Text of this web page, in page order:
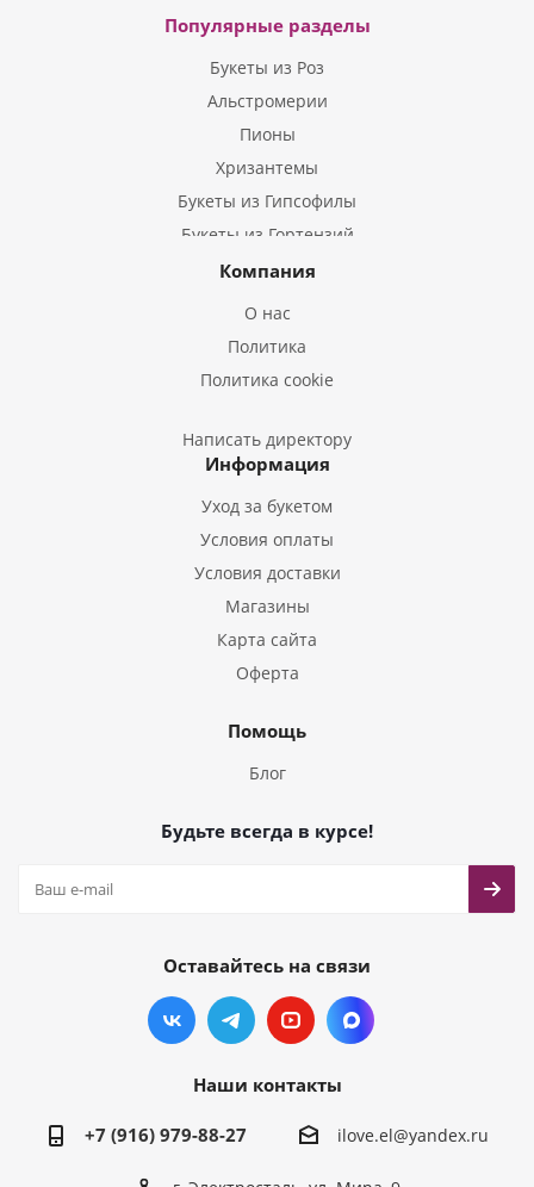
Популярные разделы
Букеты из Роз
Альстромерии
Пионы
Хризантемы
Букеты из Гипсофилы
Букеты из Гортензий
Букеты из Ирисов
Букеты из Эустом
Букеты из Гладиолусов
Букеты из Тюльпанов
Компания
О нас
Политика
Политика cookie
Написать директору
Информация
Уход за букетом
Условия оплаты
Условия доставки
Магазины
Карта сайта
Оферта
Помощь
Блог
Будьте всегда в курсе!
Оставайтесь на связи
Наши контакты
+7 (916) 979-88-27 ilove.el@yandex.ru